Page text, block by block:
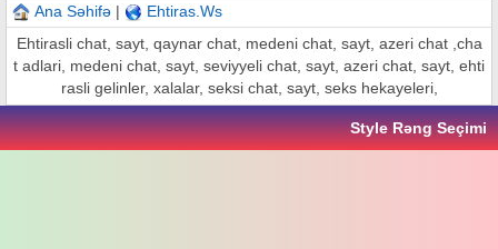
Ana Səhifə |
Ehtiras.Ws
Ehtirasli chat, sayt, qaynar chat, medeni chat, sayt, azeri chat ,cha
t adlari, medeni chat, sayt, seviyyeli chat, sayt, azeri chat, sayt, ehti
rasli gelinler, xalalar, seksi chat, sayt, seks hekayeleri,
Style Rəng Seçimi